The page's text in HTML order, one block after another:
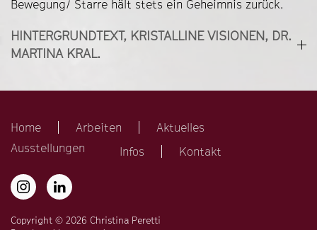
Bewegung/ Starre hält stets ein Geheimnis zurück.
HINTERGRUNDTEXT, KRISTALLINE VISIONEN, DR.
MARTINA KRAL.
Home Arbeiten
Aktuelles
Ausstellungen
Infos Kontakt
Copyright © 2026 Christina Peretti